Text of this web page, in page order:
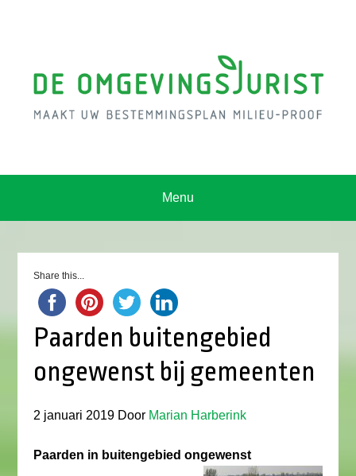
Menu
Share this...
Paarden buitengebied
ongewenst bij gemeenten
2 januari 2019 Door Marian Harberink
Paarden in buitengebied ongewenst